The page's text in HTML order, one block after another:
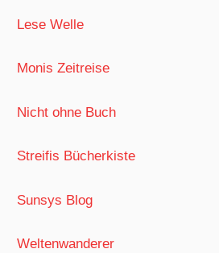
Lese Welle
Monis Zeitreise
Nicht ohne Buch
Streifis Bücherkiste
Sunsys Blog
Weltenwanderer